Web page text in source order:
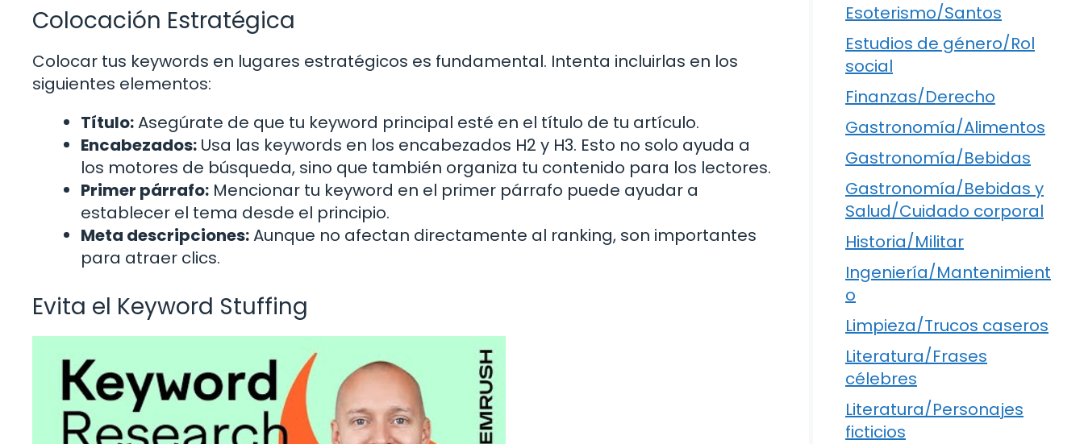
Colocación Estratégica
Colocar tus keywords en lugares estratégicos es fundamental. Intenta incluirlas en los
siguientes elementos:
Título:Asegúrate de que tu keyword principal esté en el título de tu artículo.
Encabezados: Usa las keywords en los encabezados H2 y H3. Esto no solo ayuda a
los motores de búsqueda, sino que también organiza tu contenido para los lectores.
Primer párrafo: Mencionar tu keyword en el primer párrafo puede ayudar a
establecer el tema desde el principio.
Meta descripciones:Aunque no afectan directamente al ranking, son importantes
para atraer clics.
Evita el Keyword Stuffing
Esoterismo/Santos
Estudios de género/Rol
social
Finanzas/Derecho
Gastronomía/Alimentos
Gastronomía/Bebidas
Gastronomía/Bebidas y
Salud/Cuidado corporal
Historia/Militar
Ingeniería/Mantenimient
o
Limpieza/Trucos caseros
Literatura/Frases
célebres
Literatura/Personajes
ficticios